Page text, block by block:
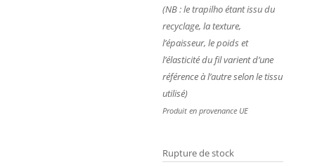
(NB : le trapilho étant issu du
recyclage, la texture,
l’épaisseur, le poids et
l’élasticité du fil varient d’une
référence à l’autre selon le tissu
utilisé)
Produit en provenance UE
Rupture de stock